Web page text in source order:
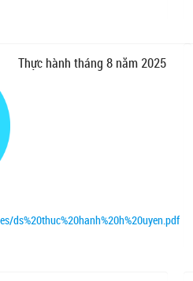
Thực hành tháng 8 năm 2025
ds%20thuc%20hanh%20h%20uyen.pdf